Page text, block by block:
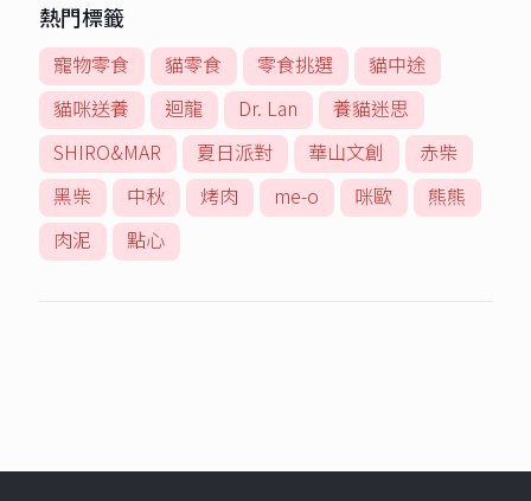
熱門標籤
寵物零食 貓零食 零食挑選
貓中途
貓咪送養
迴龍 Dr. Lan
養貓迷思
SHIRO&MAR
夏日派對 華山文創
赤柴
黑柴
中秋 烤肉 me-o 咪歐
熊熊
肉泥
點心